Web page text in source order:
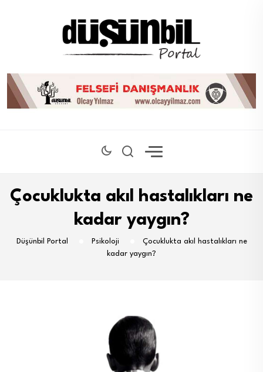
Çocuklukta akıl hastalıkları ne
kadar yaygın?
Düşünbil Portal Psikoloji
Çocuklukta akıl hastalıkları ne
kadar yaygın?